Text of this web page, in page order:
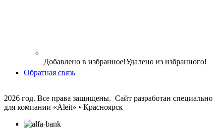
Добавлено в избранное!Удалено из избранного!
Обратная связь
2026 год. Все права защищены. Сайт разработан специально
для компании «Aleit» • Красноярск